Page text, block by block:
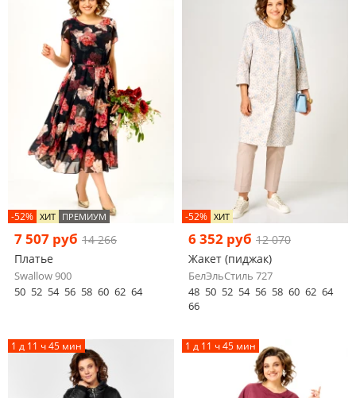
-52% ХИТ ПРЕМИУМ
7 507 руб 14 266
Платье
Swallow 900
50 52 54 56 58 60 62 64
-52% ХИТ
6 352 руб 12 070
Жакет (пиджак)
БелЭльСтиль 727
48 50 52 54 56 58 60 62 64
66
1 д 11 ч 45 мин 1 д 11 ч 45 мин